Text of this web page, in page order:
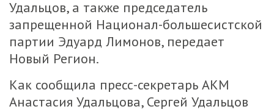
Удальцов, а также председатель
запрещенной Национал-большесистской
партии Эдуард Лимонов, передает
Новый Регион.
Как сообщила пресс-секретарь АКМ
Анастасия Удальцова, Сергей Удальцов